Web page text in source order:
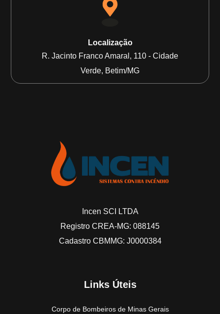
Localização
R. Jacinto Franco Amaral, 110 - Cidade
Verde, Betim/MG
Incen SCI LTDA
Registro CREA-MG: 088145
Cadastro CBMMG: J0000384
Links Úteis
Corpo de Bombeiros de Minas Gerais